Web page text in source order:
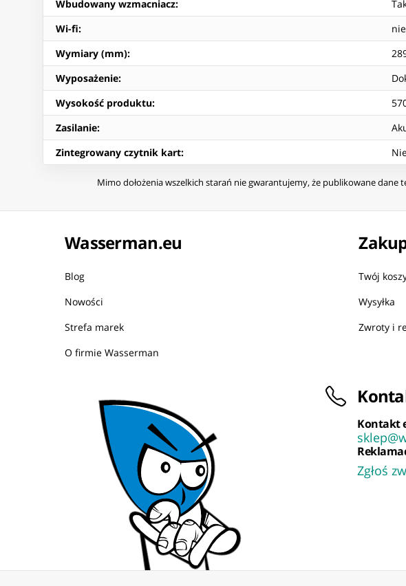
Wbudowany wzmacniacz:
Wi-fi:
nie
Wymiary (mm):
Wyposażenie:
Wysokość produktu:
Zasilanie:
Zintegrowany czytnik kart: Nie
Mimo dołożenia wszelkich starań nie gwarantujemy, że publikowane
Wasserman.eu
Blog
Nowości
Strefa marek
O firmie Wasserman
Twój
Wysyłka
Zwroty i
Kontakt
Zgłoś